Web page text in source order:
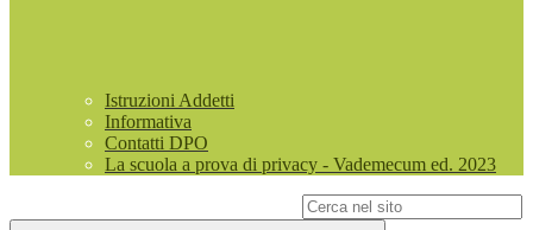
Istruzioni Addetti
Informativa
Contatti DPO
La scuola a prova di privacy - Vademecum ed. 2023